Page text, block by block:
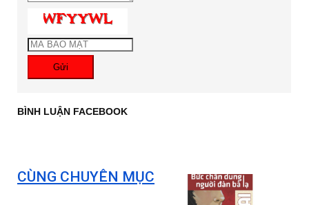
Gửi
BÌNH LUẬN FACEBOOK
CÙNG CHUYÊN MỤC